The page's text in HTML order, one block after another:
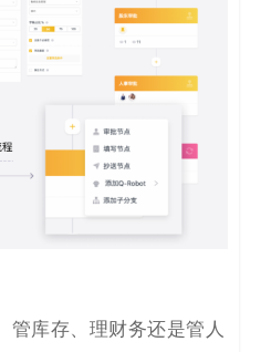
管库存、理财务还是管人